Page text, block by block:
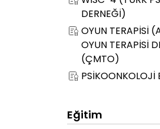
DERNEĞİ)
OYUN TERAPİSİ
OYUN TERAPİSİ
(ÇMTO)
PSİKOONKOLOJİ
Eğitim